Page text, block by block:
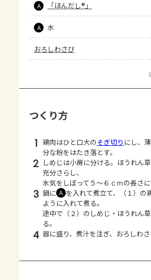
A 「ほんだし®」
A 水
おろしわさび
つくり方
1 鶏肉はひと口大のそぎ切り にし、
分な粉をはたき落とす。
2 しめじは小房に分ける。ほうれん
充分さらし、
水気をしぼって５～６ｃｍの長さに
3 鍋に Ａ を入れて煮立て、（１）の
ように入れて煮る。
途中で（２）のしめじ・ほうれん
る。
4 器に盛り、煮汁を注ぎ、おろしわさ